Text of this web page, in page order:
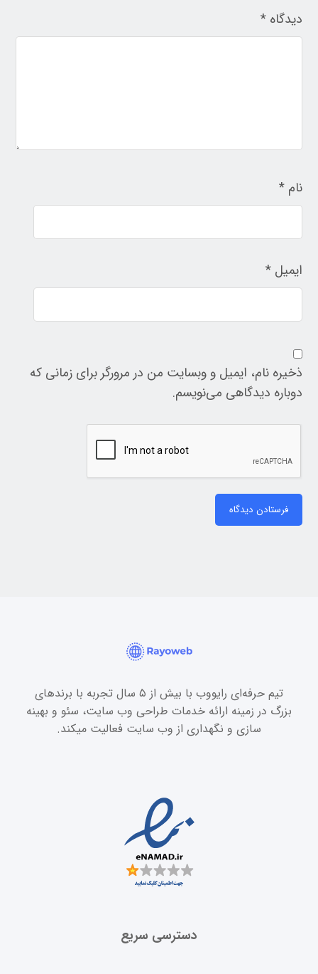
دیدگاه*
نام*
ایمیل*
ذخیره نام، ایمیل و وبسایت من در مرورگر برای زمانی که
دوباره دیدگاهی می‌نویسم.
فرستادن دیدگاه
تیم حرفه‌ای رایووب با بیش از ۵ سال تجربه با برندهای
بزرگ در زمینه ارائه خدمات طراحی وب سایت، سئو و بهینه
سازی و نگهداری از وب سایت فعالیت میکند.
دسترسی سریع